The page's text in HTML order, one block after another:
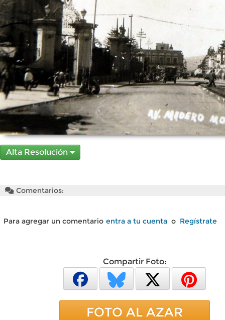
Alta Resolución
Comentarios:
Para agregar un comentario entra a tu cuenta o Regístrate
Compartir Foto:
FOTO AL AZAR